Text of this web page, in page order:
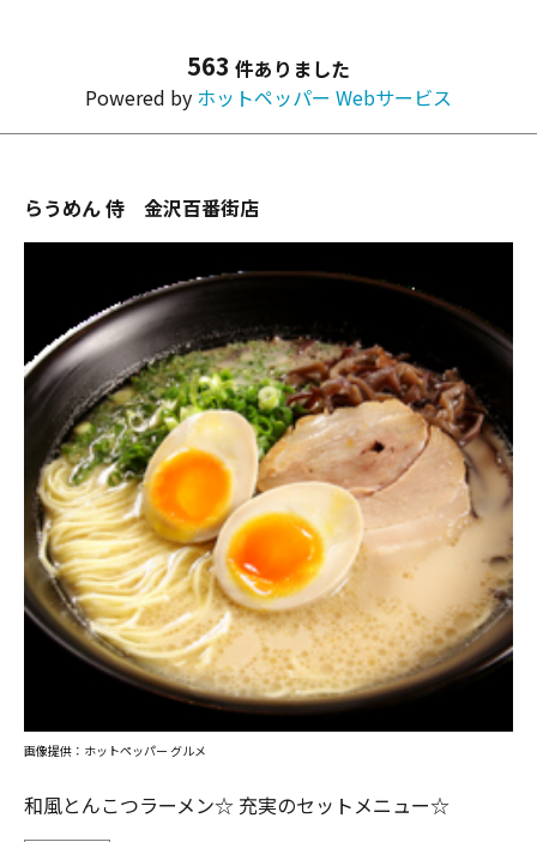
563 件ありました
Powered by ホットペッパー Webサービス
らうめん 侍 金沢百番街店
和風とんこつラーメン☆ 充実のセットメニュー☆
画像提供：ホットペッパー グルメ